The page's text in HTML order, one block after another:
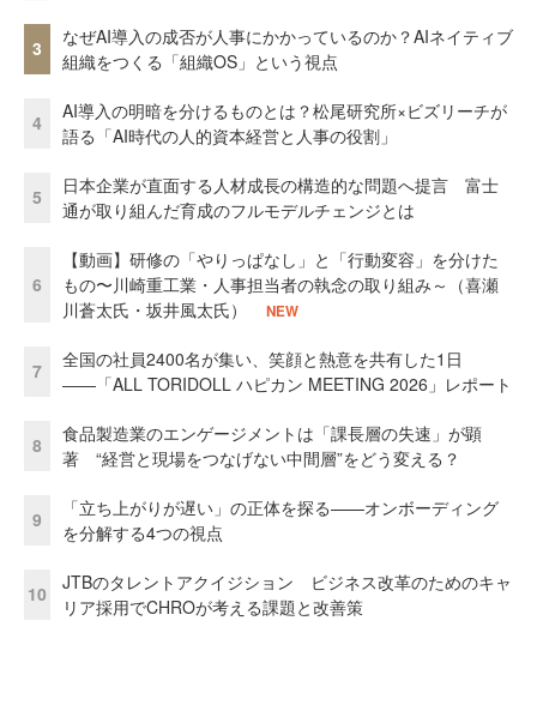
3
なぜAI導入の成否が人事にかかっているのか？AIネイティブ
組織をつくる「組織OS」という視点
4
AI導入の明暗を分けるものとは？松尾研究所×ビズリーチが
語る「AI時代の人的資本経営と人事の役割」
5
日本企業が直面する人材成長の構造的な問題へ提言 富士
通が取り組んだ育成のフルモデルチェンジとは
6
【動画】研修の「やりっぱなし」と「行動変容」を分けた
もの〜川崎重工業・人事担当者の執念の取り組み～（喜瀬
川蒼太氏・坂井風太氏）
NEW
7
全国の社員2400名が集い、笑顔と熱意を共有した1日
――「ALL TORIDOLL ハピカン MEETING 2026」レポート
8
食品製造業のエンゲージメントは「課長層の失速」が顕
著 “経営と現場をつなげない中間層”をどう変える？
9
「立ち上がりが遅い」の正体を探る——オンボーディング
を分解する4つの視点
10
JTBのタレントアクイジション ビジネス改革のためのキャ
リア採用でCHROが考える課題と改善策